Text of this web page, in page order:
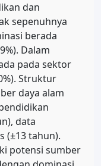
dan
sepenuhnya
berada
Dalam
pada sektor
Struktur
daya alam
data
(±13 tahun).
potensi sumber